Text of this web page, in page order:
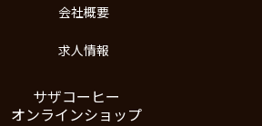
会社概要
求人情報
サザコーヒー
オンラインショップ